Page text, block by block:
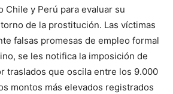
Chile y Perú para evaluar su
de la prostitución. Las víctimas
falsas promesas de empleo formal
se les notifica la imposición de
traslados que oscila entre los 9.000
montos más elevados registrados